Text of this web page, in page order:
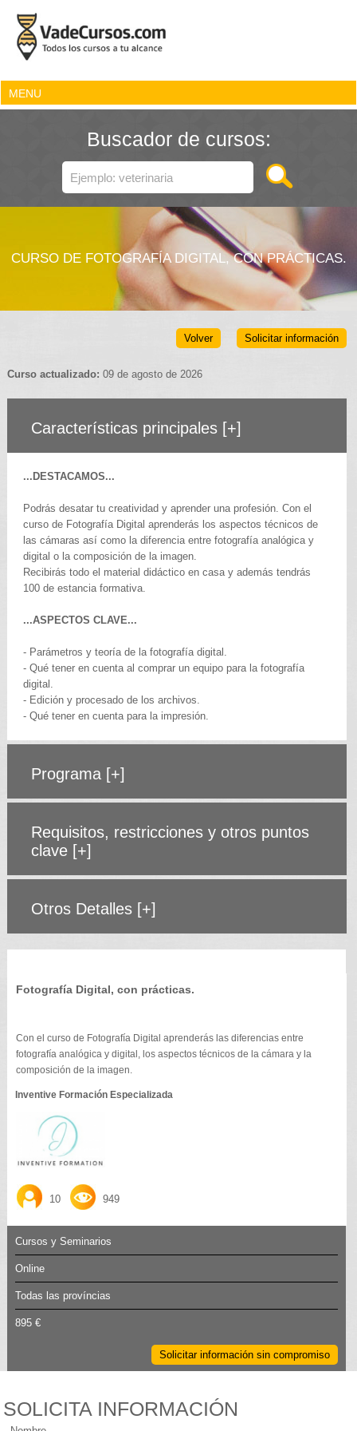
MENU
Buscador de cursos:
CURSO DE FOTOGRAFÍA DIGITAL, CON PRÁCTICAS.
Solicitar información
Volver
Curso actualizado: 09 de agosto de 2026
Características principales [+]
...DESTACAMOS...
Podrás desatar tu creatividad y aprender una profesión. Con el
curso de Fotografía Digital aprenderás los aspectos técnicos de
las cámaras así como la diferencia entre fotografía analógica y
digital o la composición de la imagen.
Recibirás todo el material didáctico en casa y además tendrás
100 de estancia formativa.
...ASPECTOS CLAVE...
- Parámetros y teoría de la fotografía digital.
- Qué tener en cuenta al comprar un equipo para la fotografía
digital.
- Edición y procesado de los archivos.
- Qué tener en cuenta para la impresión.
Programa [+]
Requisitos, restricciones y otros puntos
clave [+]
Otros Detalles [+]
Fotografía Digital, con prácticas.
Con el curso de Fotografía Digital aprenderás las diferencias entre
fotografía analógica y digital, los aspectos técnicos de la cámara y la
composición de la imagen.
Inventive Formación Especializada
10 949
Cursos y Seminarios
Online
Todas las províncias
895 €
Solicitar información sin compromiso
SOLICITA INFORMACIÓN